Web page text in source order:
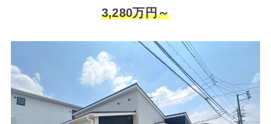
3,280万円～